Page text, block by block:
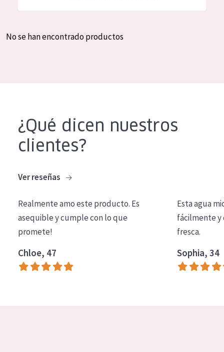
Crema de día
Crema de noche
Limpieza
COLECCIÓN
Essentials
Lift+
Spanish
No se han encontrado productos
¿Qué dicen nuestros
clientes?
Ver reseñas
Realmente amo este producto. Es
asequible y cumple con lo que
promete!
Chloe, 47
Esta agua
fácilmente y
fresca.
Sophia, 34